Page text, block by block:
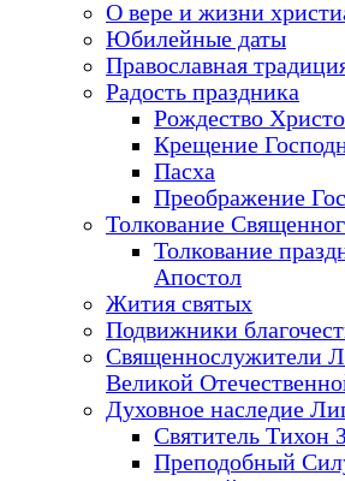
О вере и жизни
Юбилейные даты
Православная
Радость праздника
Рождество
Крещение
Пасха
Преображение
Толкование
Толкование
Апостол
Жития святых
Подвижники
Священнослужители
Великой
Духовное наследие
Святитель Тихон
Преподобный